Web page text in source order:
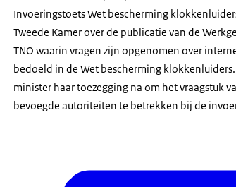
Invoeringstoets Wet bescherming
Tweede Kamer over de publicatie van de
TNO waarin vragen zijn opgenomen over
bedoeld in de Wet bescherming
minister haar toezegging na om het vraagstuk
bevoegde autoriteiten te betrekken bij de